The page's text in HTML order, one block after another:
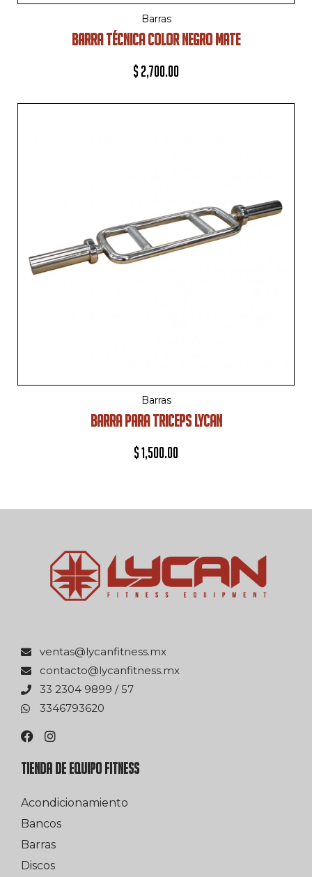
Barras
BARRA TÉCNICA COLOR NEGRO MATE
$2,700.00
Barras
BARRA PARA TRICEPS LYCAN
$1,500.00
xm.ssentifnacyl@satnev
xm.ssentifnacyl@otcatnoc
75 / 9989 4032 33
0263976433
TIENDA DE EQUIPO FITNESS
Acondicionamiento
Bancos
Barras
Discos